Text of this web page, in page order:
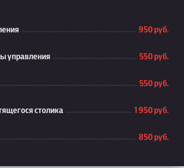
950 руб.
управления 550 руб.
550 руб.
столика 1 950 руб.
850 руб.